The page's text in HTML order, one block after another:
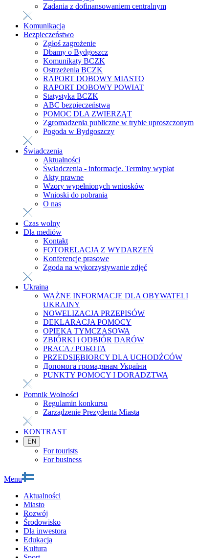
Zadania z dofinansowaniem centralnym
Komunikacja
Bezpieczeństwo
Zgłoś zagrożenie
Dbamy o Bydgoszcz
Komunikaty BCZK
Ostrzeżenia BCZK
RAPORT DOBOWY MIASTO
RAPORT DOBOWY POWIAT
Statystyka BCZK
ABC bezpieczeństwa
POMOC DLA ZWIERZĄT
Zgromadzenia publiczne w trybie uproszczonym
Pogoda w Bydgoszczy
Świadczenia
Aktualności
Świadczenia - informacje. Terminy wypłat
Akty prawne
Wzory wypełnionych wniosków
Wnioski do pobrania
O nas
Czas wolny
Dla mediów
Kontakt
FOTORELACJA Z WYDARZEŃ
Konferencje prasowe
Zgoda na wykorzystywanie zdjęć
Ukraina
WAŻNE INFORMACJE DLA OBYWATELI
UKRAINY
NOWELIZACJA PRZEPISÓW
DEKLARACJA POMOCY
OPIEKA TYMCZASOWA
ZBIÓRKI i ODBIÓR DARÓW
PRACA / РОБОТА
PRZEDSIĘBIORCY DLA UCHODŹCÓW
Допомога громадянам України
PUNKTY POMOCY I DORADZTWA
Pomnik Wolności
Regulamin konkursu
Zarządzenie Prezydenta Miasta
KONTRAST
EN
For tourists
For business
Menu
Aktualności
Miasto
Rozwój
Środowisko
Dla inwestora
Edukacja
Kultura